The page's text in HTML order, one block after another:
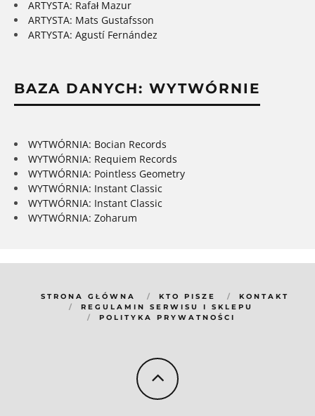
ARTYSTA: Rafał Mazur
ARTYSTA: Mats Gustafsson
ARTYSTA: Agustí Fernández
BAZA DANYCH: WYTWÓRNIE
WYTWÓRNIA: Bocian Records
WYTWÓRNIA: Requiem Records
WYTWÓRNIA: Pointless Geometry
WYTWÓRNIA: Instant Classic
WYTWÓRNIA: Instant Classic
WYTWÓRNIA: Zoharum
STRONA GŁÓWNA KTO PISZE
KONTAKT
REGULAMIN SERWISU I SKLEPU
POLITYKA PRYWATNOŚCI